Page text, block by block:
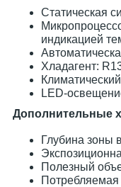
Статическая
индикацией
Хладагент:
LED-
Дополнительные
Глубина зоны
Полезный